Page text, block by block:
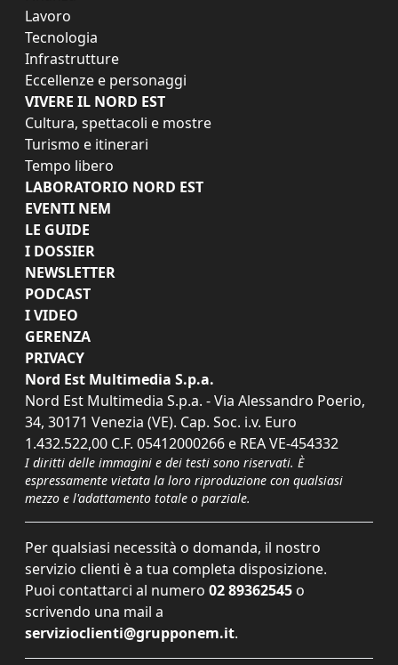
Lavoro
Tecnologia
Infrastrutture
Eccellenze e personaggi
VIVERE IL NORD EST
Cultura, spettacoli e mostre
Turismo e itinerari
Tempo libero
LABORATORIO NORD EST
EVENTI NEM
LE GUIDE
I DOSSIER
NEWSLETTER
PODCAST
I VIDEO
GERENZA
PRIVACY
Nord Est Multimedia S.p.a.
Nord Est Multimedia S.p.a. - Via Alessandro Poerio,
34, 30171 Venezia (VE). Cap. Soc. i.v. Euro
1.432.522,00 C.F. 05412000266 e REA VE-454332
I diritti delle immagini e dei testi sono riservati. È
espressamente vietata la loro riproduzione con qualsiasi
mezzo e l'adattamento totale o parziale.
Per qualsiasi necessità o domanda, il nostro
servizio clienti è a tua completa disposizione.
Puoi contattarci al numero 02 89362545 o
scrivendo una mail a
servizioclienti@grupponem.it.